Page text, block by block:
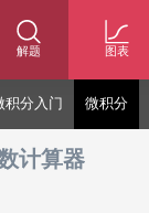
解题 图表
积分入门 微积分
计算器